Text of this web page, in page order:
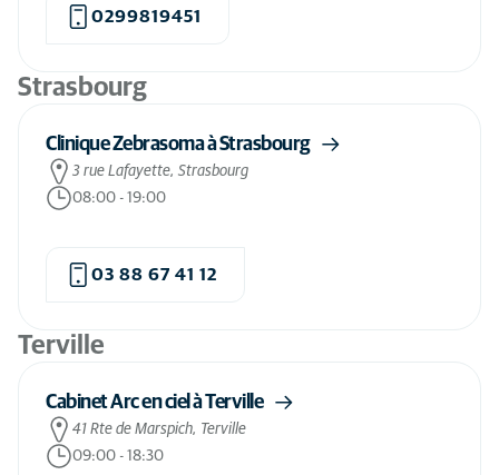
0299819451
Strasbourg
Clinique Zebrasoma à Strasbourg
3 rue Lafayette, Strasbourg
08:00 - 19:00
03 88 67 41 12
Terville
Cabinet Arc en ciel à Terville
41 Rte de Marspich, Terville
09:00 - 18:30